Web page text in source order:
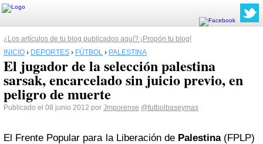
¿Los artículos de tu blog publicados aquí? ¡Propón tu blog!
INICIO › DEPORTES › FÚTBOL › PALESTINA
El jugador de la selección palestina
sarsak, encarcelado sin juicio previo, en
peligro de muerte
Publicado el 08 junio 2012 por Jmporense @futbolbaseymas
El Frente Popular para la Liberación de Palestina(FPLP)